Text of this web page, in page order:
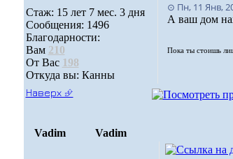
Стаж: 15 лет 7 мес. 3 дня
Сообщения: 1496
Благодарности:
Вам 210
От Вас 198
Откуда вы: Канны
⊙ Пн, 11 Янв,
А ваш дом
Пока ты стоишь
Наверх ⮵
Vadim Vadim